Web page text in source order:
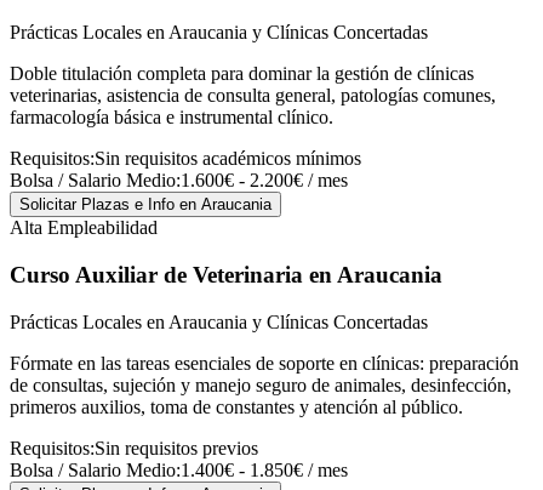
Prácticas Locales en Araucania y Clínicas Concertadas
Doble titulación completa para dominar la gestión de clínicas
veterinarias, asistencia de consulta general, patologías comunes,
farmacología básica e instrumental clínico.
Requisitos:Sin requisitos académicos mínimos
Bolsa / Salario Medio:1.600€ - 2.200€ / mes
Solicitar Plazas e Info en Araucania
Alta Empleabilidad
Curso Auxiliar de Veterinaria en Araucania
Prácticas Locales en Araucania y Clínicas Concertadas
Fórmate en las tareas esenciales de soporte en clínicas: preparación
de consultas, sujeción y manejo seguro de animales, desinfección,
primeros auxilios, toma de constantes y atención al público.
Requisitos:Sin requisitos previos
Bolsa / Salario Medio:1.400€ - 1.850€ / mes